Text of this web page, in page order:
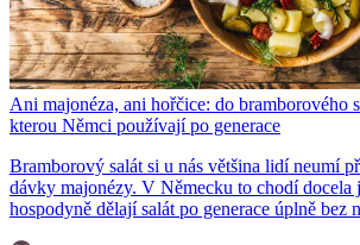
Ani majonéza, ani hořčice: do bramborového
kterou Němci používají po generace
Bramborový salát si u nás většina lidí neumí
dávky majonézy. V Německu to chodí docela
hospodyně dělají salát po generace úplně bez